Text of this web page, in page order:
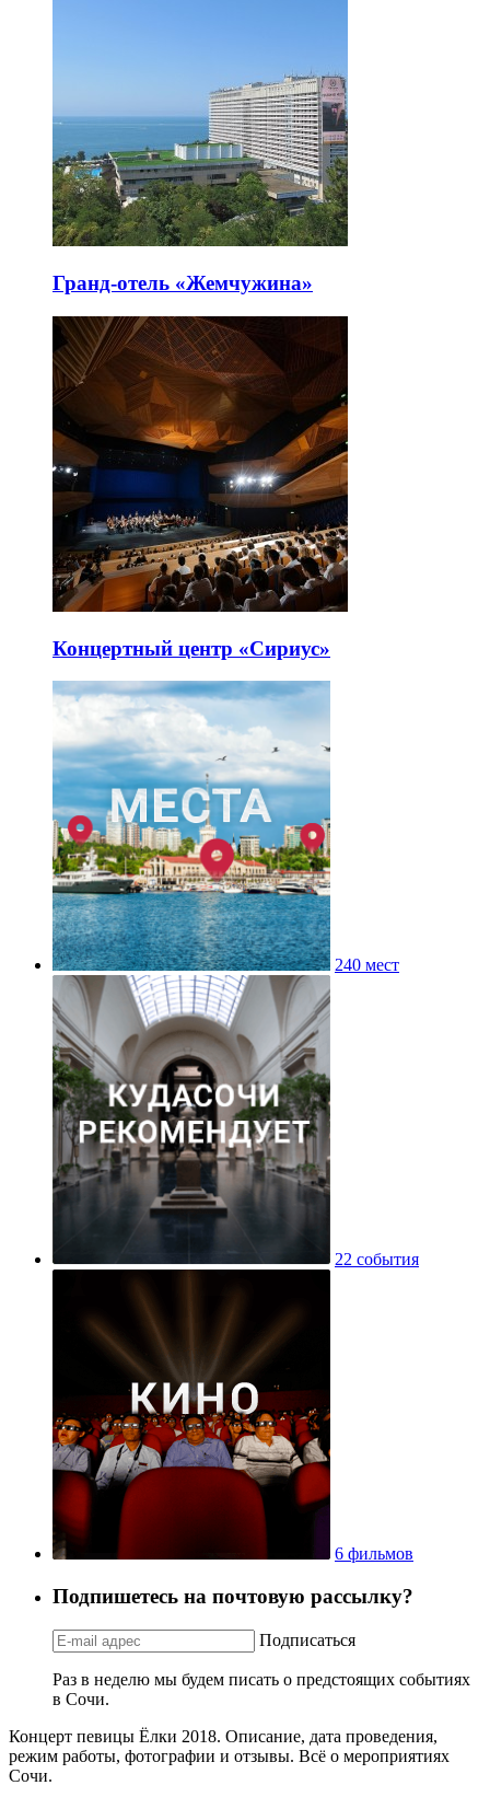
Гранд-отель «Жемчужина»
Концертный центр «Сириус»
240 мест
22 события
6 фильмов
Подпишетесь на почтовую рассылку?
Подписаться
Раз в неделю мы будем писать о предстоящих событиях
в Сочи.
Концерт певицы Ёлки 2018. Описание, дата проведения,
режим работы, фотографии и отзывы. Всё о мероприятиях
Сочи.